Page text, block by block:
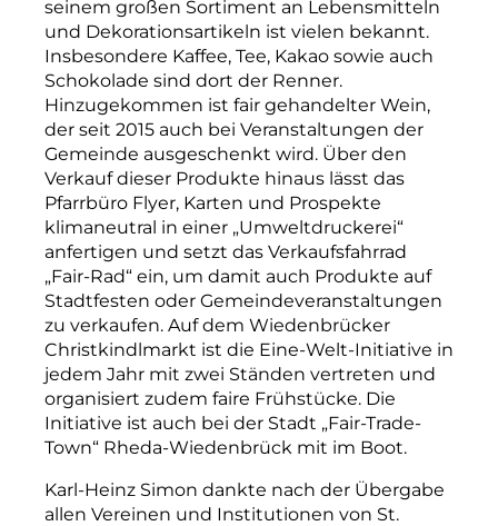
seinem großen Sortiment an Lebensmitteln
und Dekorationsartikeln ist vielen bekannt.
Insbesondere Kaffee, Tee, Kakao sowie auch
Schokolade sind dort der Renner.
Hinzugekommen ist fair gehandelter Wein,
der seit 2015 auch bei Veranstaltungen der
Gemeinde ausgeschenkt wird. Über den
Verkauf dieser Produkte hinaus lässt das
Pfarrbüro Flyer, Karten und Prospekte
klimaneu­tral in einer „Umweltdruckerei“
anfertigen und setzt das Verkaufsfahrrad
„Fair-Rad“ ein, um damit auch Produkte auf
Stadtfesten oder Gemeindeveranstaltungen
zu verkaufen. Auf dem Wiedenbrücker
Christkindlmarkt ist die Eine-Welt-Initiative in
jedem Jahr mit zwei Ständen vertreten und
organisiert zudem faire Frühstücke. Die
Initiative ist auch bei der Stadt „Fair-Trade-
Town“ Rheda-Wiedenbrück mit im Boot.
Karl-Heinz Simon dankte nach der Übergabe
allen Vereinen und Institutionen von St.